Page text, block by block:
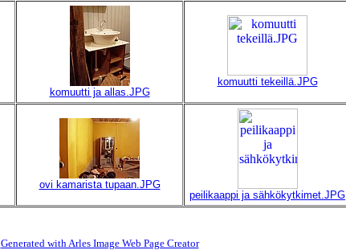
komuutti ja allas.JPG
komuutti tekeillä.JPG
ovi kamarista tupaan.JPG
peilikaappi ja sähkökytkimet.JPG
Generated with Arles Image Web Page Creator